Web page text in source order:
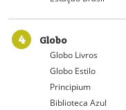
4 Globo
Globo Livros
Globo Estilo
Principium
Biblioteca Azul